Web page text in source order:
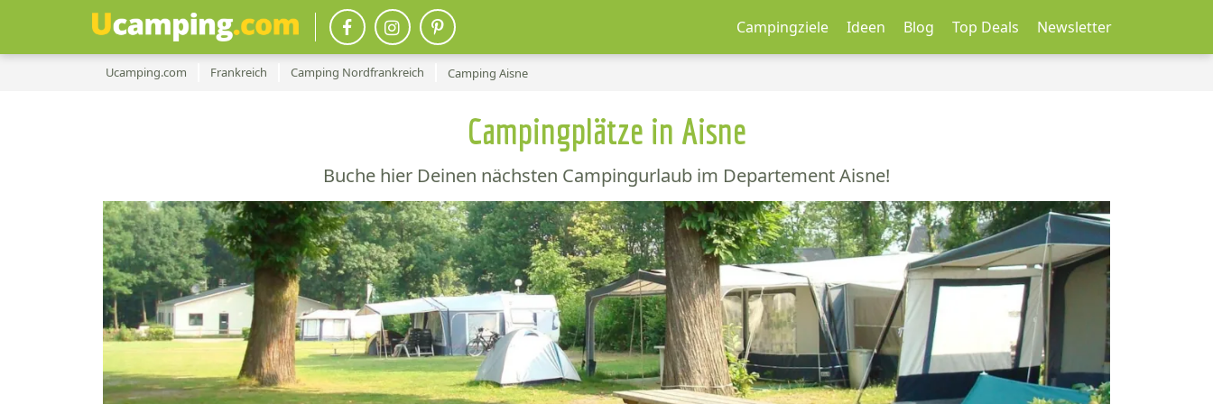
Campingziele Ideen Blog Top Deals Newsletter
Ucamping.com Frankreich Camping Nordfrankreich Camping Aisne
Campingplätze in Aisne
Buche hier Deinen nächsten Campingurlaub im Departement Aisne!